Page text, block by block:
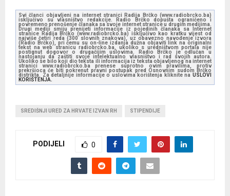
Svi članci objavljeni na internet stranici Radija Brčko (www.radiobrcko.ba)
isključivo su vlasništvo redakcije. Radio Brčko dopušta ograničeno i
povremeno prenošenje članaka sa svoje internet stranice u drugim medijima.
Drugi mediji smiju prenijeti informacije iz pojedinih članaka sa Internet
stranice Radija Brčko (www.radiobrcko.ba) isključivo kao kratku vijest od
najviše četiri reda (300 slovnih znakova), uz obavezno navođenje izvora
(Radio Brčko), pri čemu su on-line izdanja dužna objaviti link na originalni
tekst na web stranicu radiobrcko.ba, ukoliko s uredništvom portala nije
postignut dogovor o drugačijim uslovima. Radio Brčko je odlučan u
nastojanju da zaštiti svoje intelektualno vlasništvo i rad svojih autora.
Ukoliko se bilo koji dio teksta ili informacija iz teksta objavljenog na internet
stranici www.radiobrcko.ba prenese suprotno ovim pravilima, protiv
prekršioca će biti pokrenut pravni postupak pred Osnovnim sudom Brčko
distrikta. Za detaljnije informacije o uslovima korištenja kliknite na USLOVI
KORIŠTENJA.
SREDIŠNJI URED ZA HRVATE IZVAN RH STIPENDIJE
PODIJELI 0